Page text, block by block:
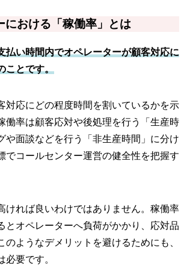
における「稼働率」とは
払い時間内でオペレーターが顧客対応に
ことです。
対応にどの程度時間を割いているかを示
働率は顧客応対や後処理を行う「生産時
や面談などを行う「非生産時間」に分け
でコールセンター運営の健全性を把握す
ければ良いわけではありません。稼働率
とオペレーターへ負荷がかかり、応対品
のようなデメリットを避けるためにも、
必要です。